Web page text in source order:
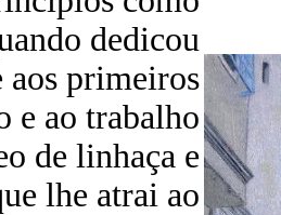
dedicou
aos primeiros
e ao trabalho
de linhaça e
lhe atrai ao